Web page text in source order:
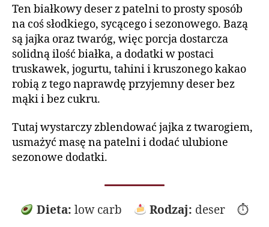
Ten białkowy deser z patelni to prosty sposób
na coś słodkiego, sycącego i sezonowego. Bazą
są jajka oraz twaróg, więc porcja dostarcza
solidną ilość białka, a dodatki w postaci
truskawek, jogurtu, tahini i kruszonego kakao
robią z tego naprawdę przyjemny deser bez
mąki i bez cukru.
Tutaj wystarczy zblendować jajka z twarogiem,
usmażyć masę na patelni i dodać ulubione
sezonowe dodatki.
Dieta: low carb Rodzaj: deser ⏱